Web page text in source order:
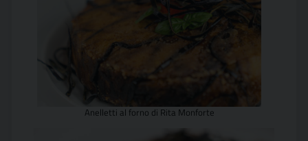
Anelletti al forno di Rita Monforte